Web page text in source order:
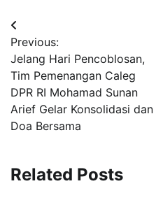
Post
navigation
Previous:
Jelang Hari Pencoblosan,
Tim Pemenangan Caleg
DPR RI Mohamad Sunan
Arief Gelar Konsolidasi dan
Doa Bersama
Related Posts